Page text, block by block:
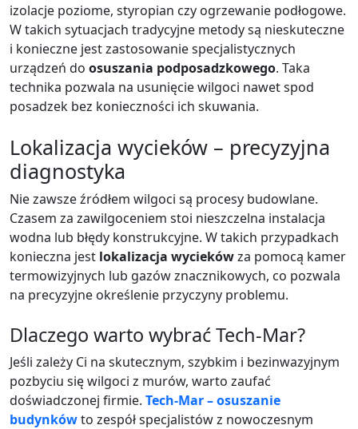
izolacje poziome, styropian czy ogrzewanie podłogowe.
W takich sytuacjach tradycyjne metody są nieskuteczne
i konieczne jest zastosowanie specjalistycznych
urządzeń do osuszania podposadzkowego. Taka
technika pozwala na usunięcie wilgoci nawet spod
posadzek bez konieczności ich skuwania.
Lokalizacja wycieków – precyzyjna
diagnostyka
Nie zawsze źródłem wilgoci są procesy budowlane.
Czasem za zawilgoceniem stoi nieszczelna instalacja
wodna lub błędy konstrukcyjne. W takich przypadkach
konieczna jest lokalizacja wyciekówza pomocą kamer
termowizyjnych lub gazów znacznikowych, co pozwala
na precyzyjne określenie przyczyny problemu.
Dlaczego warto wybrać Tech-Mar?
Jeśli zależy Ci na skutecznym, szybkim i bezinwazyjnym
pozbyciu się wilgoci z murów, warto zaufać
doświadczonej firmie. Tech-Mar – osuszanie
budynkówto zespół specjalistów z nowoczesnym